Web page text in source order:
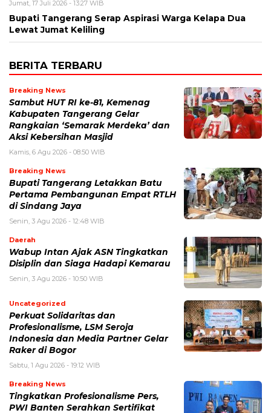
Jumat, 17 Juli 2026 - 13:27 WIB
Bupati Tangerang Serap Aspirasi Warga Kelapa Dua
Lewat Jumat Keliling
BERITA TERBARU
Breaking News
Sambut HUT RI ke-81, Kemenag
Kabupaten Tangerang Gelar
Rangkaian ‘Semarak Merdeka’ dan
Aksi Kebersihan Masjid
Kamis, 6 Agu 2026 - 08:50 WIB
Breaking News
Bupati Tangerang Letakkan Batu
Pertama Pembangunan Empat RTLH
di Sindang Jaya
Senin, 3 Agu 2026 - 12:48 WIB
Daerah
Wabup Intan Ajak ASN Tingkatkan
Disiplin dan Siaga Hadapi Kemarau
Senin, 3 Agu 2026 - 10:50 WIB
Uncategorized
Perkuat Solidaritas dan
Profesionalisme, LSM Seroja
Indonesia dan Media Partner Gelar
Raker di Bogor
Sabtu, 1 Agu 2026 - 19:12 WIB
Breaking News
Tingkatkan Profesionalisme Pers,
PWI Banten Serahkan Sertifikat